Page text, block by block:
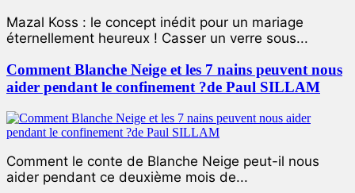
Mazal Koss : le concept inédit pour un mariage
éternellement heureux ! Casser un verre sous...
Comment Blanche Neige et les 7 nains peuvent nous
aider pendant le confinement ?de Paul SILLAM
Comment le conte de Blanche Neige peut-il nous
aider pendant ce deuxième mois de...